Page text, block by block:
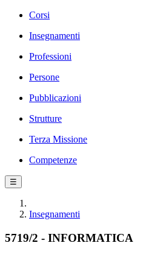
Corsi
Insegnamenti
Professioni
Persone
Pubblicazioni
Strutture
Terza Missione
Competenze
☰
Insegnamenti
5719/2 - INFORMATICA